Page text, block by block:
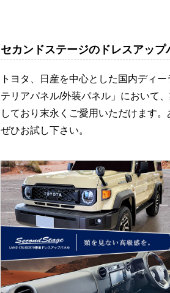
セカンドステージのドレスアップ
トヨタ、日産を中心とした国内ディ
テリアパネル/外装パネル」において
しており末永くご愛用いただけます
ぜひお試し下さい。